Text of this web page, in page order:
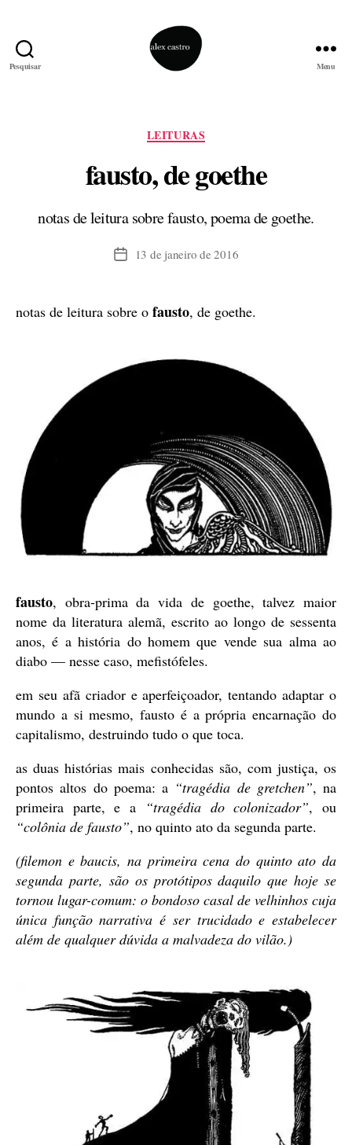
Pesquisar Menu
Categorias
LEITURAS
fausto, de goethe
notas de leitura sobre fausto, poema de goethe.
Data13 de janeiro de 2016
notas de leitura sobre o fausto, de goethe.
fausto, obra-prima da vida de goethe, talvez maior
nome da literatura alemã, escrito ao longo de sessenta
anos, é a história do homem que vende sua alma ao
diabo — nesse caso, mefistófeles.
em seu afã criador e aperfeiçoador, tentando adaptar o
mundo a si mesmo, fausto é a própria encarnação do
capitalismo, destruindo tudo o que toca.
as duas histórias mais conhecidas são, com justiça, os
pontos altos do poema: a “tragédia de gretchen”, na
primeira parte, e a
“tragédia do colonizador”, ou
“colônia de fausto”, no quinto ato da segunda parte.
(filemon e baucis, na primeira cena do quinto ato da
segunda parte, são os protótipos daquilo que hoje se
tornou lugar-comum: o bondoso casal de velhinhos cuja
única função narrativa é ser trucidado e estabelecer
além de qualquer dúvida a malvadeza do vilão.)